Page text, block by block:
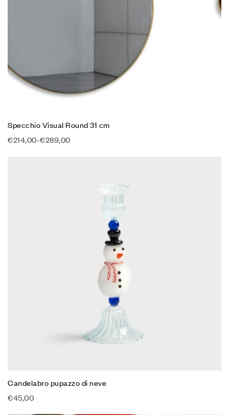
Specchio Visual Round 31 cm
€214,00-€289,00
Candelabro pupazzo di neve
€45,00